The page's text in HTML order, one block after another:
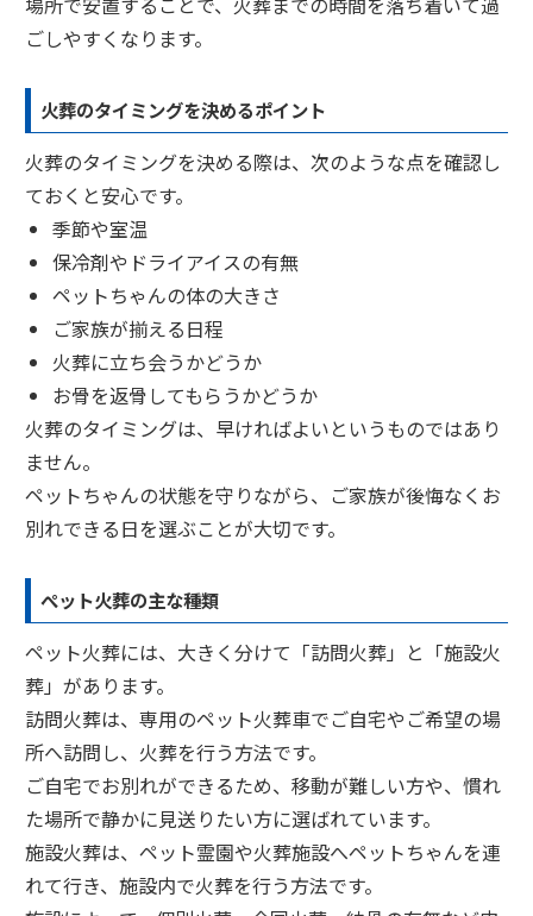
ごしやすくなります。
火葬のタイミングを決めるポイント
火葬のタイミングを決める際は、次のような点を確認し
ておくと安心です。
季節や室温
保冷剤やドライアイスの有無
ペットちゃんの体の大きさ
ご家族が揃える日程
火葬に立ち会うかどうか
お骨を返骨してもらうかどうか
火葬のタイミングは、早ければよいというものではあり
ません。
ペットちゃんの状態を守りながら、ご家族が後悔なくお
別れできる日を選ぶことが大切です。
ぺット火葬の主な種類
ペット火葬には、大きく分けて「訪問火葬」と「施設火
葬」があります。
訪問火葬は、専用のペット火葬車でご自宅やご希望の場
所へ訪問し、火葬を行う方法です。
ご自宅でお別れができるため、移動が難しい方や、慣れ
た場所で静かに見送りたい方に選ばれています。
施設火葬は、ペット霊園や火葬施設へペットちゃんを連
れて行き、施設内で火葬を行う方法です。